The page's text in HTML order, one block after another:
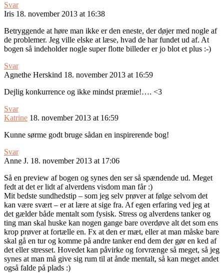
Svar
Iris 18. november 2013 at 16:38
Betryggende at høre man ikke er den eneste, der døjer med nogle af
de problemer. Jeg ville elske at læse, hvad de har fundet ud af. At
bogen så indeholder nogle super flotte billeder er jo blot et plus :-)
Svar
Agnethe Herskind 18. november 2013 at 16:59
Dejlig konkurrence og ikke mindst præmie!…. <3
Svar
Katrine 18. november 2013 at 16:59
Kunne sørme godt bruge sådan en inspirerende bog!
Svar
Anne J. 18. november 2013 at 17:06
Så en preview af bogen og synes den ser så spændende ud. Meget
fedt at det er lidt af alverdens visdom man får :)
Mit bedste sundhedstip – som jeg selv prøver at følge selvom det
kan være svært – er at lære at sige fra. Af egen erfaring ved jeg at
det gælder både mentalt som fysisk. Stress og alverdens tanker og
ting man skal huske kan nogen gange bare overdøve alt det som ens
krop prøver at fortælle en. Fx at den er mæt, eller at man måske bare
skal gå en tur og komme på andre tanker end dem der gør en ked af
det eller stresset. Hovedet kan påvirke og forvrænge så meget, så jeg
synes at man må give sig rum til at ånde mentalt, så kan meget andet
også falde på plads :)